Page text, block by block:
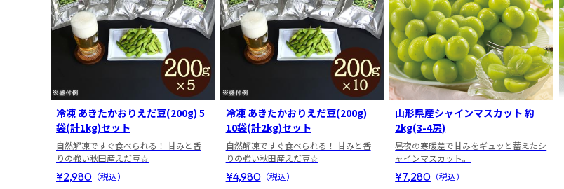
冷凍 あきたかおりえだ豆(200g) 5
袋(計1kg)セット
自然解凍ですぐ食べられる！ 甘みと香
りの強い秋田産えだ豆☆
¥2,980 （税込）
冷凍 あきたかおりえだ豆(200g)
10袋(計2kg)セット
自然解凍ですぐ食べられる！ 甘みと香
りの強い秋田産えだ豆☆
¥4,980（税込）
山形県産シャインマスカット 約
2kg(3-4房)
昼夜の寒暖差で甘みをギュッと蓄えたシ
ャインマスカット。
¥7,280 （税込）